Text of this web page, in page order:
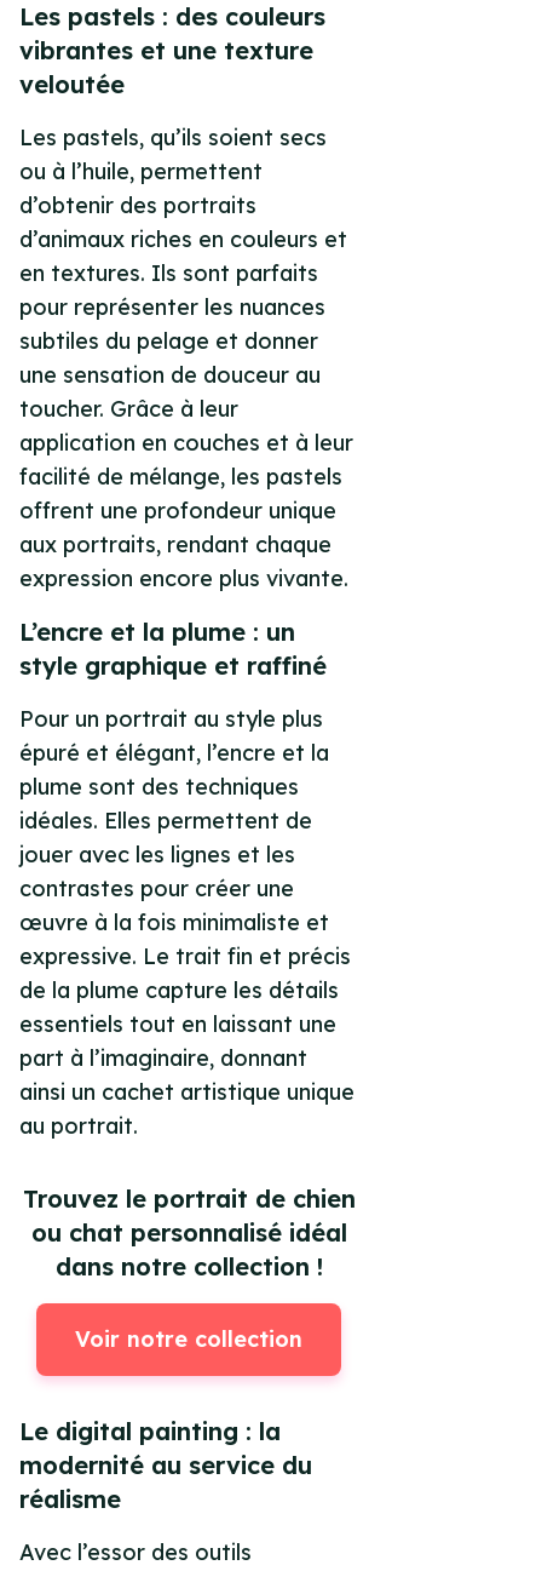
Les pastels : des couleurs
vibrantes et une texture
veloutée
Les pastels, qu’ils soient secs
ou à l’huile, permettent
d’obtenir des portraits
d’animaux riches en couleurs et
en textures. Ils sont parfaits
pour représenter les nuances
subtiles du pelage et donner
une sensation de douceur au
toucher. Grâce à leur
application en couches et à leur
facilité de mélange, les pastels
offrent une profondeur unique
aux portraits, rendant chaque
expression encore plus vivante.
L’encre et la plume : un
style graphique et raffiné
Pour un portrait au style plus
épuré et élégant, l’encre et la
plume sont des techniques
idéales. Elles permettent de
jouer avec les lignes et les
contrastes pour créer une
œuvre à la fois minimaliste et
expressive. Le trait fin et précis
de la plume capture les détails
essentiels tout en laissant une
part à l’imaginaire, donnant
ainsi un cachet artistique unique
au portrait.
Trouvez le portrait de chien
ou chat personnalisé idéal
dans notre collection !
Voir notre collection
Le digital painting : la
modernité au service du
réalisme
Avec l’essor des outils